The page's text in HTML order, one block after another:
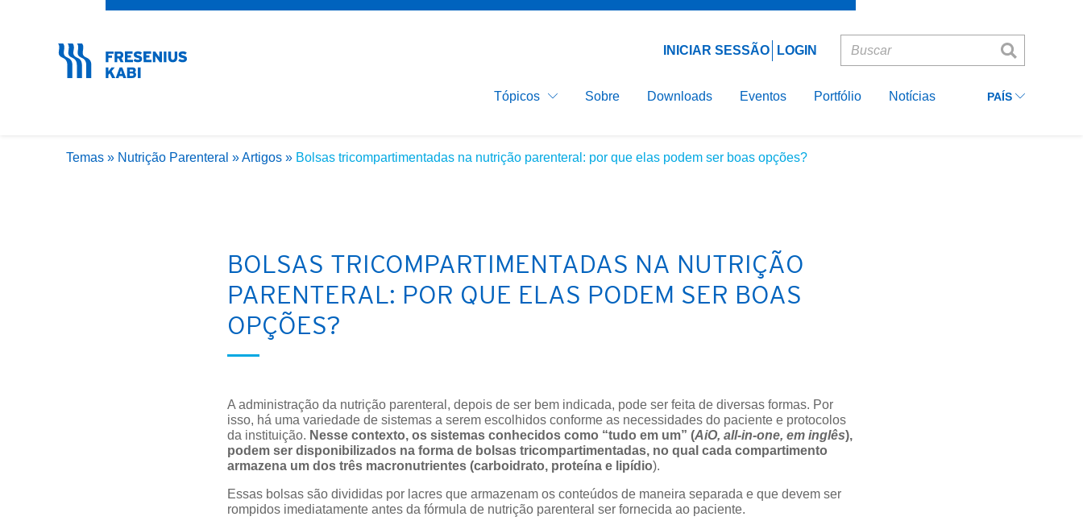
SESSÃO
INICIAR SESSÃO LOGIN
Tópicos
Nutrição Clínica
Doença
Sobre Downloads Eventos Portfólio Notícias PAÍS
Colombia
Peru
ASIA
Temas » Nutrição Parenteral »Artigos » Bolsas tricompartimentadas na nutrição parenteral: por que elas podem ser boas opções?
BOLSAS TRICOMPARTIMENTADAS NA NUTRIÇÃO
PARENTERAL: POR QUE ELAS PODEM SER BOAS
OPÇÕES?
A administração da nutrição parenteral, depois de ser bem indicada, pode ser feita de diversas formas. Por
isso, há uma variedade de sistemas a serem escolhidos conforme as necessidades do paciente e protocolos
da instituição. Nesse contexto, os sistemas conhecidos como “tudo em um” (AiO, all-in-one, em inglês),
podem ser disponibilizados na forma de bolsas tricompartimentadas, no qual cada compartimento
armazena um dos três macronutrientes (carboidrato, proteína e lipídio).
Essas bolsas são divididas por lacres que armazenam os conteúdos de maneira separada e que devem ser
rompidos imediatamente antes da fórmula de nutrição parenteral ser fornecida ao paciente.